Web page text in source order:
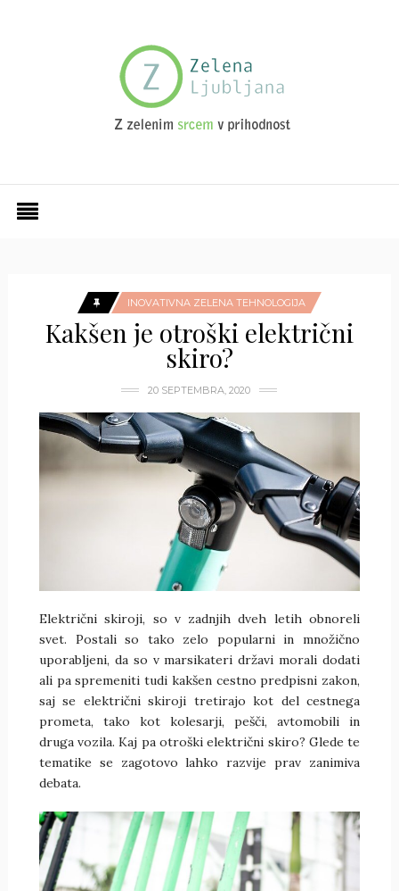
INOVATIVNA ZELENA TEHNOLOGIJA
Kakšen je otroški električni
skiro?
20 SEPTEMBRA, 2020
Električni skiroji, so v zadnjih dveh letih obnoreli
svet. Postali so tako zelo popularni in množično
uporabljeni, da so v marsikateri državi morali dodati
ali pa spremeniti tudi kakšen cestno predpisni zakon,
saj se električni skiroji tretirajo kot del cestnega
prometa, tako kot kolesarji, pešči, avtomobili in
druga vozila. Kaj pa otroški električni skiro? Glede te
tematike se zagotovo lahko razvije prav zanimiva
debata.